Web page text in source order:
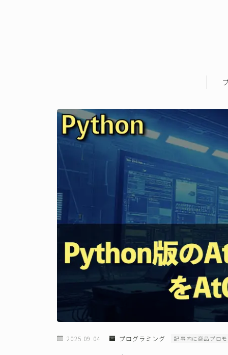
2025.09.04 プログラミング 記事内に商品プロ